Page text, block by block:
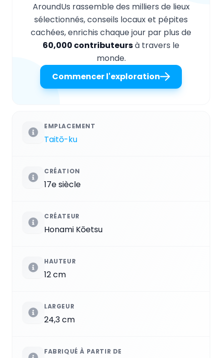
AroundUs rassemble des milliers de lieux
sélectionnés, conseils locaux et pépites
cachées, enrichis chaque jour par plus de
60,000 contributeursà travers le
monde.
Commencer l'exploration
EMPLACEMENT
Taitō-ku
CRÉATION
17e siècle
CRÉATEUR
Honami Kōetsu
HAUTEUR
12 cm
LARGEUR
24,3 cm
FABRIQUÉ À PARTIR DE